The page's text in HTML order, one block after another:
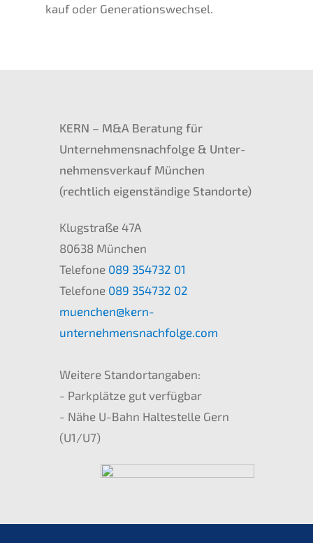
kauf oder Generationswechsel.
KERN – M&A Beratung für
Unternehmens­nachfolge & Unter­
nehmens­verkauf München
(recht­lich eigen­stän­di­ge Standorte)
Klugstra­ße 47A
80638 München
Telefo­ne 089 354732 01
Telefo­ne 089 354732 02
muenchen@kern-
unternehmensnachfolge.com
Weite­re Stand­ort­an­ga­ben:
- Parkplät­ze gut verfüg­bar
- Nähe U-Bahn Halte­stel­le Gern
(U1 /U7)